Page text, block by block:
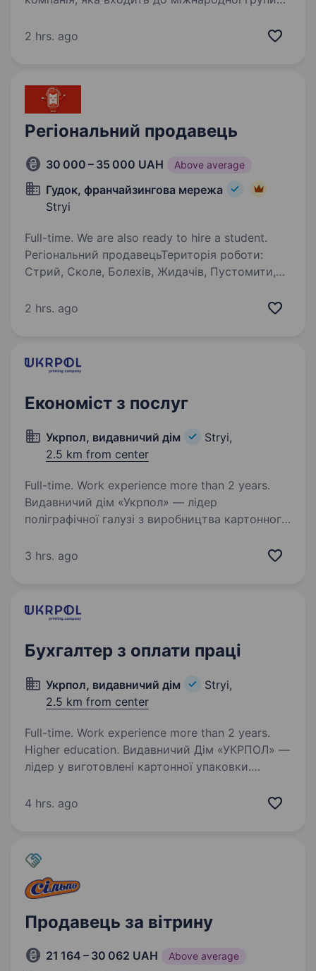
матеріали, які допомагають наповнити життя
2 hrs. ago
Регіональний продавець
30 000 – 35 000 UAH Above average
Гудок, франчайзингова мережа
Stryi
Full-time. We are also ready to hire a student.
Регіональний продавецьТериторія роботи:
Стрий, Сколе, Болехів, Жидачів, Пустомити,
продажів та премії Мережа магазинів «Гудок»
2 hrs. ago
Економіст з послуг
Укрпол, видавничий дім
Stryi,
2.5 km from center
Full-time. Work experience more than 2 years.
Видавничий дім «Укрпол» — лідер
поліграфічної галузі з виробництва картонного
європейських брендів. ЗАПРОШУЄМО НА
3 hrs. ago
Бухгалтер з оплати праці
Укрпол, видавничий дім
Stryi,
2.5 km from center
Full-time. Work experience more than 2 years.
Higher education. Видавничий Дім «УКРПОЛ» —
лідер у виготовлені картонної упаковки.
праці!!! Вимоги: Знання законодавства в сфері
4 hrs. ago
Продавець за вітрину
21 164 – 30 062 UAH Above average